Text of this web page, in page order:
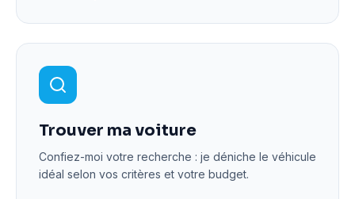
Trouver ma voiture
Confiez-moi votre recherche : je déniche le véhicule
idéal selon vos critères et votre budget.